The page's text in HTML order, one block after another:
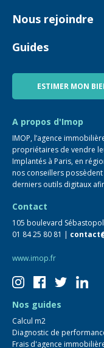
Biens en vente
Nous rejoindre
Devenir Conseiller
Guides
Blog
ESTIMER MON
A propos d'Imop
IMOP, l’agence
propriétaires de vendre
Implantés à Paris, en
nos conseillers
derniers outils digitaux
Contact
105 boulevard
01 84 25 80 81 |
www.imop.fr
Nos guides
Calcul m2
Diagnostic de
Frais d'agence